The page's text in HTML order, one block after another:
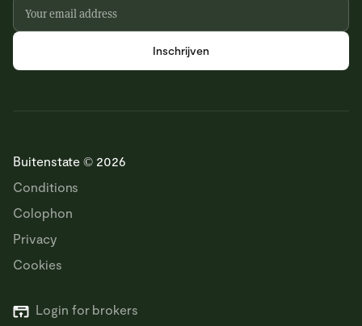
Login for brokers
Buitenstate © 2026
Conditions
Colophon
Privacy
Cookies